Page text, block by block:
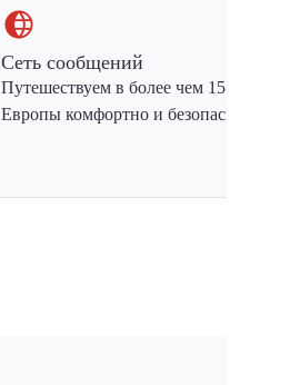
Сеть сообщений
Путешествуем в более чем 15 стран
Европы комфортно и безопасно.